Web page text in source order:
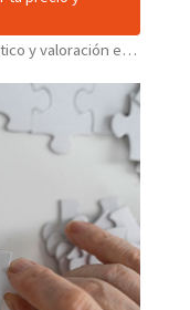
enfermera de la demencia